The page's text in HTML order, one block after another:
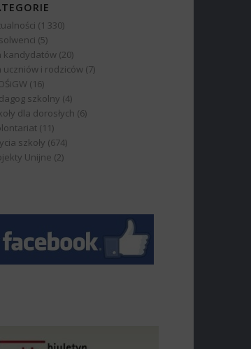
(1 330)
(5)
kandydatów (20)
uczniów i rodziców (7)
(16)
szkolny (4)
dla dorosłych (6)
(11)
szkoły (674)
Unijne (2)